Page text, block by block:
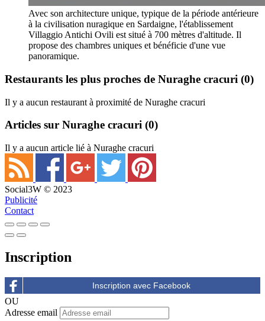
Avec son architecture unique, typique de la période antérieure
à la civilisation nuragique en Sardaigne, l'établissement
Villaggio Antichi Ovili est situé à 700 mètres d'altitude. Il
propose des chambres uniques et bénéficie d'une vue
panoramique.
Restaurants les plus proches de Nuraghe cracuri (0)
Il y a aucun restaurant à proximité de Nuraghe cracuri
Articles sur Nuraghe cracuri (0)
Il y a aucun article lié à Nuraghe cracuri
Social3W © 2023
Publicité
Contact
Inscription
OU
Adresse email